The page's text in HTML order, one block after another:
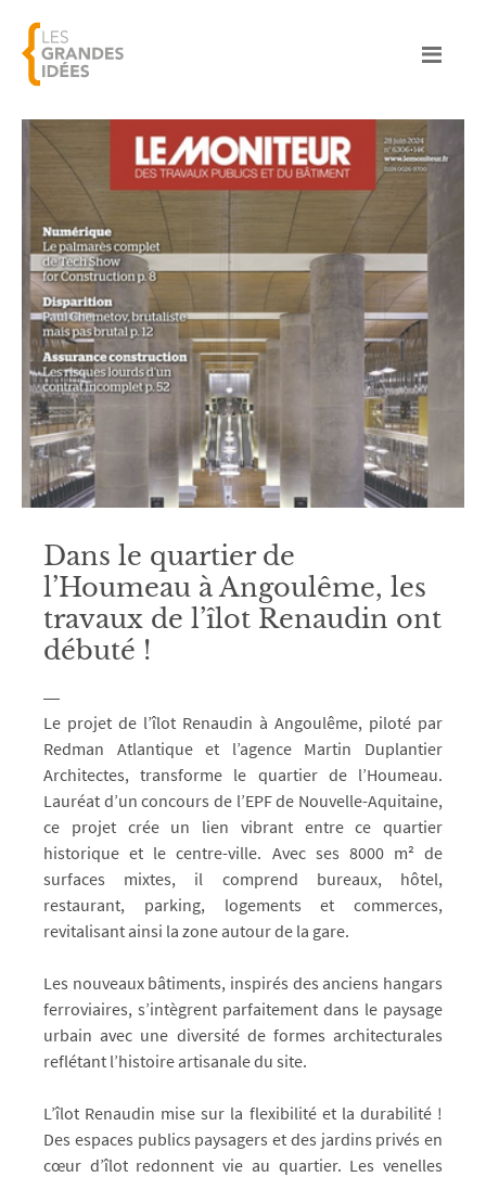
Dans le quartier de
l’Houmeau à Angoulême, les
travaux de l’îlot Renaudin ont
débuté !
Le projet de l’îlot Renaudin à Angoulême, piloté par
Redman Atlantique et l’agence Martin Duplantier
Architectes, transforme le quartier de l’Houmeau.
Lauréat d’un concours de l’EPF de Nouvelle-Aquitaine,
ce projet crée un lien vibrant entre ce quartier
historique et le centre-ville. Avec ses 8000 m² de
surfaces mixtes, il comprend bureaux, hôtel,
restaurant, parking, logements et commerces,
revitalisant ainsi la zone autour de la gare.
Les nouveaux bâtiments, inspirés des anciens hangars
ferroviaires, s’intègrent parfaitement dans le paysage
urbain avec une diversité de formes architecturales
reflétant l’histoire artisanale du site.
L’îlot Renaudin mise sur la flexibilité et la durabilité !
Des espaces publics paysagers et des jardins privés en
cœur d’îlot redonnent vie au quartier. Les venelles